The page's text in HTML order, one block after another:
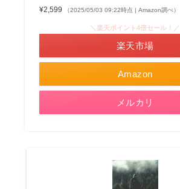
¥2,599
（2025/05/03 09:22時点 | Amazon調べ）
Amazon
＼楽天ポイント4倍セール！／
楽天市場
メルカリ